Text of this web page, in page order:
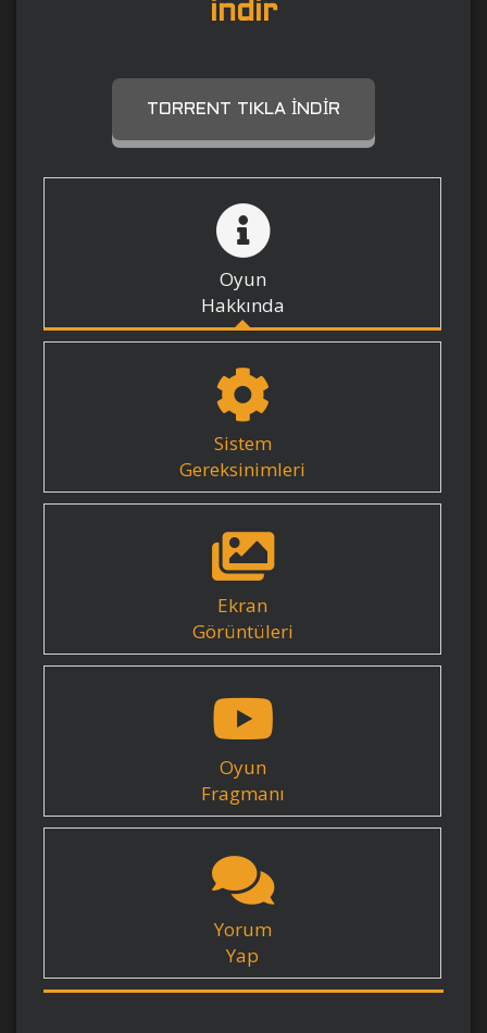
indir
TORRENT TIKLA İNDIR
Oyun
Hakkında
Sistem
Gereksinimleri
Ekran
Görüntüleri
Oyun
Fragmanı
Yorum
Yap